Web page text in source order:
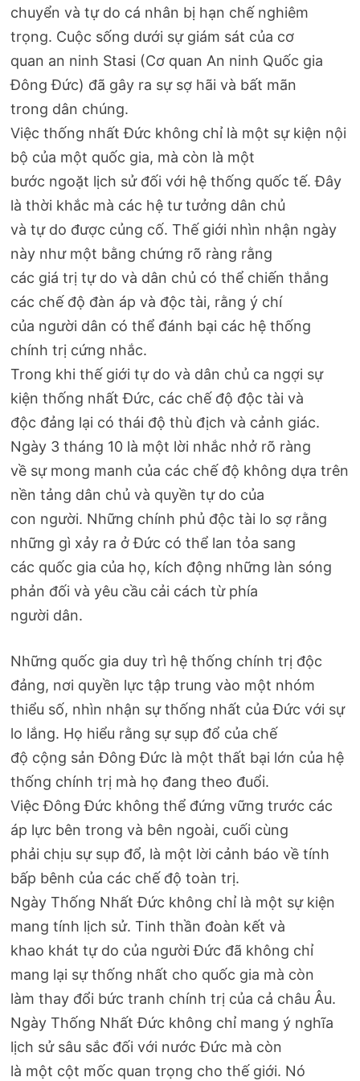
chuyển và tự do cá nhân bị hạn chế nghiêm
trọng. Cuộc sống dưới sự giám sát của cơ
quan an ninh Stasi (Cơ quan An ninh Quốc gia
Đông Đức) đã gây ra sự sợ hãi và bất mãn
trong dân chúng.
Việc thống nhất Đức không chỉ là một sự kiện nội
bộ của một quốc gia, mà còn là một
bước ngoặt lịch sử đối với hệ thống quốc tế. Đây
là thời khắc mà các hệ tư tưởng dân chủ
và tự do được củng cố. Thế giới nhìn nhận ngày
này như một bằng chứng rõ ràng rằng
các giá trị tự do và dân chủ có thể chiến thắng
các chế độ đàn áp và độc tài, rằng ý chí
của người dân có thể đánh bại các hệ thống
chính trị cứng nhắc.
Trong khi thế giới tự do và dân chủ ca ngợi sự
kiện thống nhất Đức, các chế độ độc tài và
độc đảng lại có thái độ thù địch và cảnh giác.
Ngày 3 tháng 10 là một lời nhắc nhở rõ ràng
về sự mong manh của các chế độ không dựa trên
nền tảng dân chủ và quyền tự do của
con người. Những chính phủ độc tài lo sợ rằng
những gì xảy ra ở Đức có thể lan tỏa sang
các quốc gia của họ, kích động những làn sóng
phản đối và yêu cầu cải cách từ phía
người dân.
Những quốc gia duy trì hệ thống chính trị độc
đảng, nơi quyền lực tập trung vào một nhóm
thiểu số, nhìn nhận sự thống nhất của Đức với sự
lo lắng. Họ hiểu rằng sự sụp đổ của chế
độ cộng sản Đông Đức là một thất bại lớn của hệ
thống chính trị mà họ đang theo đuổi.
Việc Đông Đức không thể đứng vững trước các
áp lực bên trong và bên ngoài, cuối cùng
phải chịu sự sụp đổ, là một lời cảnh báo về tính
bấp bênh của các chế độ toàn trị.
Ngày Thống Nhất Đức không chỉ là một sự kiện
mang tính lịch sử. Tinh thần đoàn kết và
khao khát tự do của người Đức đã không chỉ
mang lại sự thống nhất cho quốc gia mà còn
làm thay đổi bức tranh chính trị của cả châu Âu.
Ngày Thống Nhất Đức không chỉ mang ý nghĩa
lịch sử sâu sắc đối với nước Đức mà còn
là một cột mốc quan trọng cho thế giới. Nó